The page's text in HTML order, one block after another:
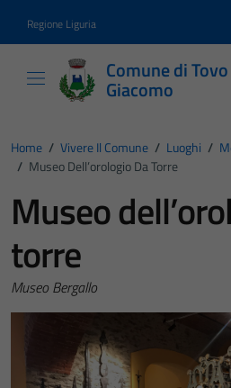
Regione Liguria
Comune di
Giacomo
Home / Vivere Il Comune / Luoghi /
/ Museo Dell’orologio Da Torre
Museo
torre
Museo Bergallo